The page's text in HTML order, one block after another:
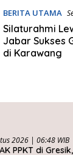
BERITA UTAMA
09:01 WIB
Silaturahmi
Jabar Sukses
di Karawang
2026 | 06:48 WIB
PPKT di